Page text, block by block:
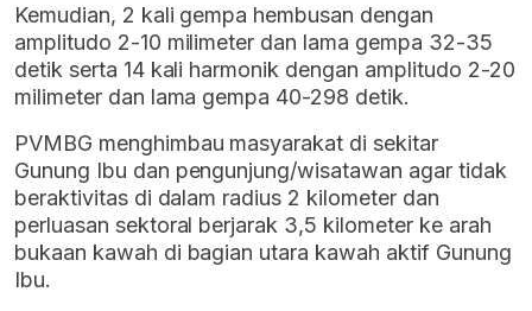
Kemudian, 2 kali gempa hembusan dengan
amplitudo 2-10 milimeter dan lama gempa 32-35
detik serta 14 kali harmonik dengan amplitudo 2-20
milimeter dan lama gempa 40-298 detik.
PVMBG menghimbau masyarakat di sekitar
Gunung Ibu dan pengunjung/wisatawan agar tidak
beraktivitas di dalam radius 2 kilometer dan
perluasan sektoral berjarak 3,5 kilometer ke arah
bukaan kawah di bagian utara kawah aktif Gunung
Ibu.